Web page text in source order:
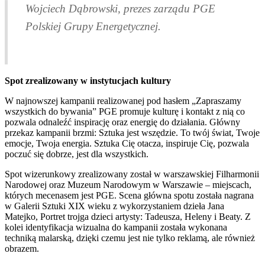
Wojciech Dąbrowski, prezes zarządu PGE
Polskiej Grupy Energetycznej.
Spot zrealizowany w instytucjach kultury
W najnowszej kampanii realizowanej pod hasłem „Zapraszamy
wszystkich do bywania” PGE promuje kulturę i kontakt z nią co
pozwala odnaleźć inspirację oraz energię do działania. Główny
przekaz kampanii brzmi: Sztuka jest wszędzie. To twój świat, Twoje
emocje, Twoja energia. Sztuka Cię otacza, inspiruje Cię, pozwala
poczuć się dobrze, jest dla wszystkich.
Spot wizerunkowy zrealizowany został w warszawskiej Filharmonii
Narodowej oraz Muzeum Narodowym w Warszawie – miejscach,
których mecenasem jest PGE. Scena główna spotu została nagrana
w Galerii Sztuki XIX wieku z wykorzystaniem dzieła Jana
Matejko, Portret trojga dzieci artysty: Tadeusza, Heleny i Beaty. Z
kolei identyfikacja wizualna do kampanii została wykonana
techniką malarską, dzięki czemu jest nie tylko reklamą, ale również
obrazem.